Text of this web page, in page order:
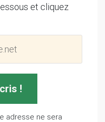
et cliquez
adresse ne sera